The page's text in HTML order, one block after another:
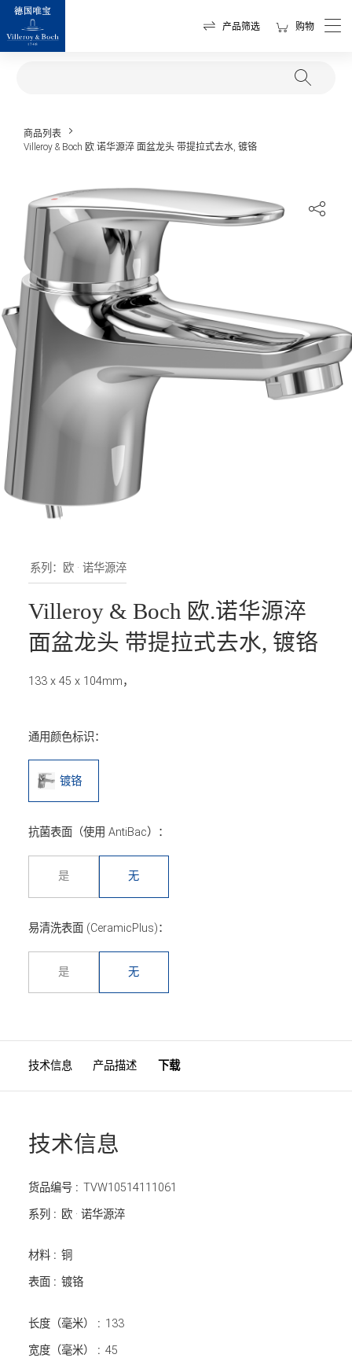
产品筛选 购物
商品列表
Villeroy & Boch 欧.诺华源淬 面盆龙头 带提拉式去水, 镀铬
系列：欧 · 诺华源淬
Villeroy & Boch 欧.诺华源淬
面盆龙头 带提拉式去水, 镀铬
133 x 45 x 104mm，
通用颜色标识：
镀铬
抗菌表面（使用 AntiBac）：
是 无
易清洗表面 (CeramicPlus)：
是 无
技术信息 产品描述 下载
技术信息
货品编号 : TVW10514111061
系列 : 欧 · 诺华源淬
材料 : 铜
表面 : 镀铬
长度（毫米） : 133
宽度（毫米） : 45